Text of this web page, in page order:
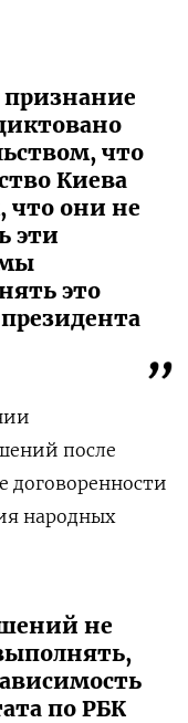
что
Киева
что они не
эти
это
после
народных
не
по РБК